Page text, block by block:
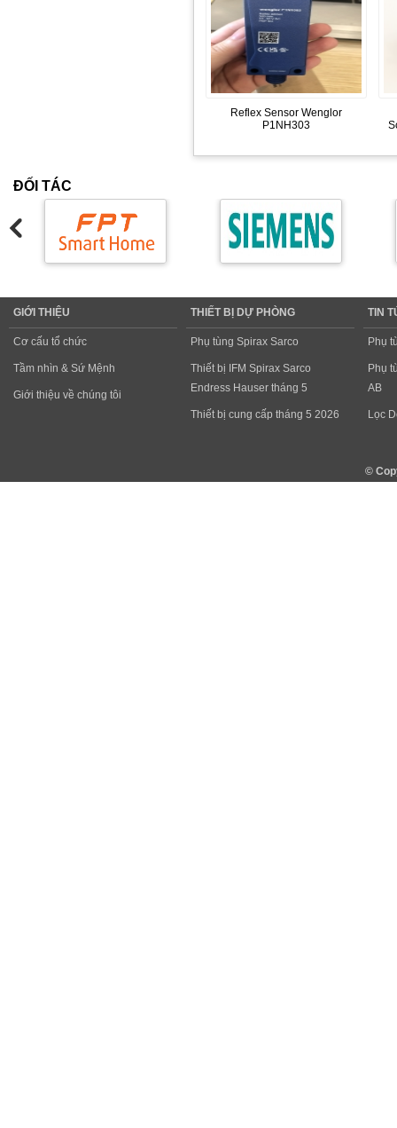
Reflex Sensor Wenglor
P1NH303
ĐỐI TÁC
GIỚI THIỆU
Cơ cấu tổ chức
Tầm nhìn & Sứ Mệnh
Giới thiệu về chúng tôi
THIẾT BỊ DỰ PHÒNG
Phụ tùng Spirax Sarco
Thiết bị IFM Spirax Sarco
Endress Hauser tháng 5
Thiết bị cung cấp tháng 5 2026
TIN
Phụ
Phụ
AB
Lọc
©